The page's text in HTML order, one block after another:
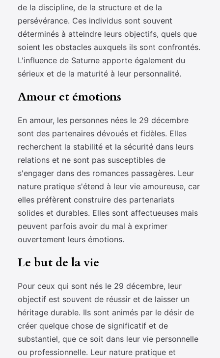
de la discipline, de la structure et de la
persévérance. Ces individus sont souvent
déterminés à atteindre leurs objectifs, quels que
soient les obstacles auxquels ils sont confrontés.
L'influence de Saturne apporte également du
sérieux et de la maturité à leur personnalité.
Amour et émotions
En amour, les personnes nées le 29 décembre
sont des partenaires dévoués et fidèles. Elles
recherchent la stabilité et la sécurité dans leurs
relations et ne sont pas susceptibles de
s'engager dans des romances passagères. Leur
nature pratique s'étend à leur vie amoureuse, car
elles préfèrent construire des partenariats
solides et durables. Elles sont affectueuses mais
peuvent parfois avoir du mal à exprimer
ouvertement leurs émotions.
Le but de la vie
Pour ceux qui sont nés le 29 décembre, leur
objectif est souvent de réussir et de laisser un
héritage durable. Ils sont animés par le désir de
créer quelque chose de significatif et de
substantiel, que ce soit dans leur vie personnelle
ou professionnelle. Leur nature pratique et